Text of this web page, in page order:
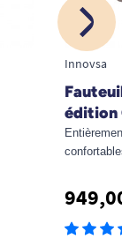
Innovsa
édition